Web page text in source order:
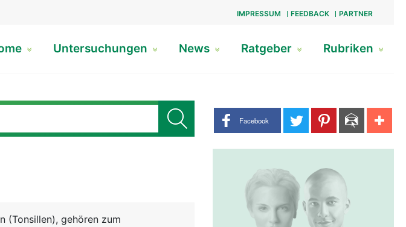
IMPRESSUM FEEDBACK PARTNER
Untersuchungen News Ratgeber Rubriken
Share buttons
Facebook
(Tonsillen), gehören zum